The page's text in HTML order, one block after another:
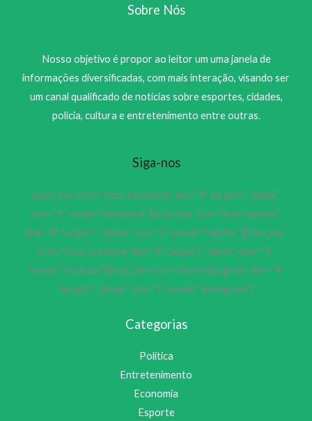
Sobre Nós
Nosso objetivo é propor ao leitor um uma janela de
informações diversificadas, com mais interação, visando ser
um canal qualificado de notícias sobre esportes, cidades,
polícia, cultura e entretenimento entre outras.
Siga-nos
[icon_bar icon=”icon-facebook” link=”#” target=”_blank”
size=”1″ social=”facebook”][icon_bar icon=”icon-twitter”
link=”#” target=”_blank” size=”1″ social=”twitter”][icon_bar
icon=”icon-youtube” link=”#” target=”_blank” size=”1″
social=”youtube”][icon_bar icon=”icon-instagram” link=”#”
target=”_blank” size=”1″ social=”instagram”]
Categorias
Política
Entretenimento
Economia
Esporte